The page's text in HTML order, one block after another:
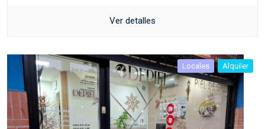
Ver detalles
Locales Alquiler